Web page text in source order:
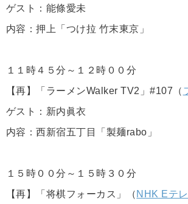
ゲスト：能條愛未
内容：押上「つけ拉 竹末東京」
１１時４５分～１２時００分
【再】「ラーメンWalker TV2」#107（
ゲスト：新内眞衣
内容：西新宿五丁目「製麺rabo」
１５時００分～１５時３０分
【再】「将棋フォーカス」（ NHK Eテレ